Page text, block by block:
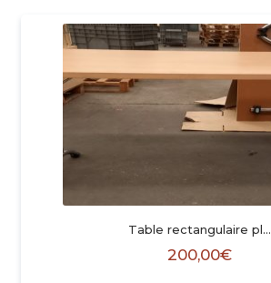
Table rectangulaire pl…
200,00€